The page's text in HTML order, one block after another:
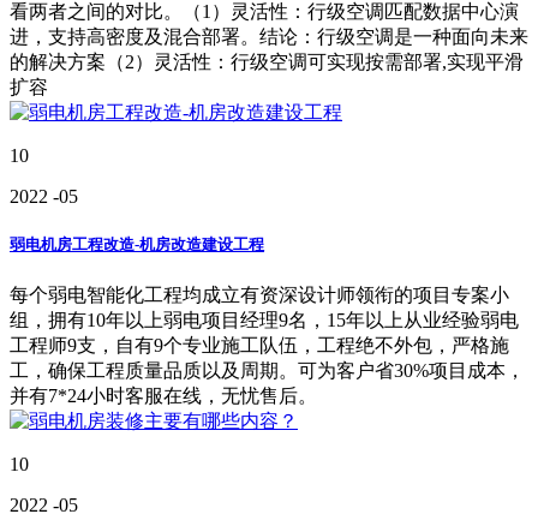
看两者之间的对比。（1）灵活性：行级空调匹配数据中心演
进，支持高密度及混合部署。结论：行级空调是一种面向未来
的解决方案（2）灵活性：行级空调可实现按需部署,实现平滑
扩容
10
2022 -05
弱电机房工程改造-机房改造建设工程
每个弱电智能化工程均成立有资深设计师领衔的项目专案小
组，拥有10年以上弱电项目经理9名，15年以上从业经验弱电
工程师9支，自有9个专业施工队伍，工程绝不外包，严格施
工，确保工程质量品质以及周期。可为客户省30%项目成本，
并有7*24小时客服在线，无忧售后。
10
2022 -05